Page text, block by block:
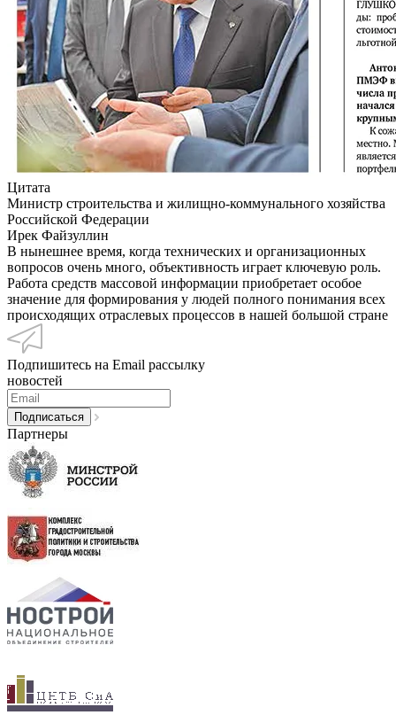
Цитата
Министр строительства и жилищно-коммунального хозяйства
Российской Федерации
Ирек Файзуллин
В нынешнее время, когда технических и организационных
вопросов очень много, объективность играет ключевую роль.
Работа средств массовой информации приобретает особое
значение для формирования у людей полного понимания всех
происходящих отраслевых процессов в нашей большой стране
Подпишитесь на Email рассылку
новостей
Партнеры